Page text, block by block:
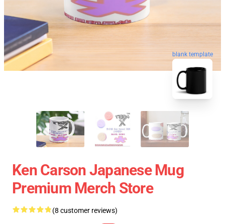
blank template
Ken Carson Japanese Mug
Premium Merch Store
(8 customer reviews)